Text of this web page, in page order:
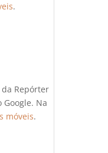
.
Repórter
Na
móveis.